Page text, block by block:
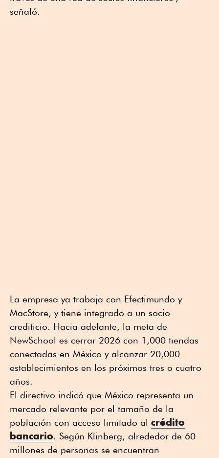
señaló.
La empresa ya trabaja con Efectimundo y
MacStore, y tiene integrado a un socio
crediticio. Hacia adelante, la meta de
NewSchool es cerrar 2026 con 1,000 tiendas
conectadas en México y alcanzar 20,000
establecimientos en los próximos tres o cuatro
años.
El directivo indicó que México representa un
mercado relevante por el tamaño de la
población con acceso limitado al crédito
bancario. Según Klinberg, alrededor de 60
millones de personas se encuentran